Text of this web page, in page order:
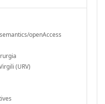
openAccess
(URV)